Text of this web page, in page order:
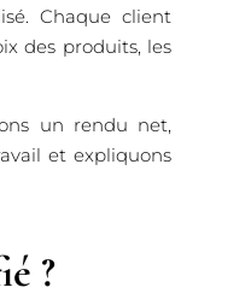
Chaque client
des produits, les
un rendu net,
et expliquons
?